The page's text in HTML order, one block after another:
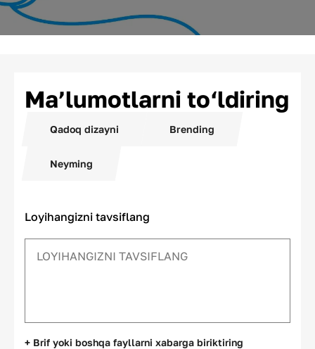
Ma’lumotlarni to‘ldiring
Qadoq dizayni Brending
Neyming
Loyihangizni tavsiflang
+ Brif yoki boshqa fayllarni xabarga biriktiring